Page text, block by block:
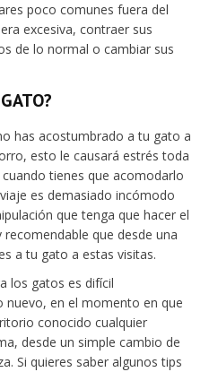
poco comunes fuera del
excesiva, contraer sus
de lo normal o cambiar sus
has acostumbrado a tu gato a
esto le causará estrés toda
tienes que acomodarlo
es demasiado incómodo
que tenga que hacer el
que desde una
a tu gato a estas visitas.
los gatos es difícil
nuevo, en el momento en que
conocido cualquier
desde un simple cambio de
Si quieres saber algunos tips